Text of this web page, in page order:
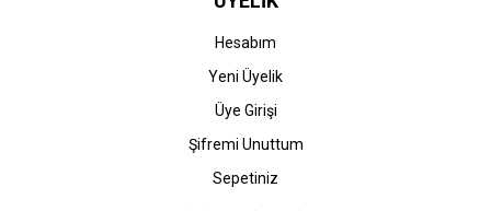
Hesabım
Yeni Üyelik
Üye Girişi
Şifremi Unuttum
Sepetiniz